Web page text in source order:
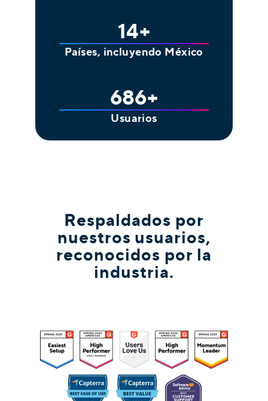
14+
Países, incluyendo México
911+
Usuarios
Respaldados por
nuestros usuarios,
reconocidos por la
industria.